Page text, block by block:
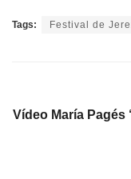
Tags: Festival de
Vídeo María Pagés